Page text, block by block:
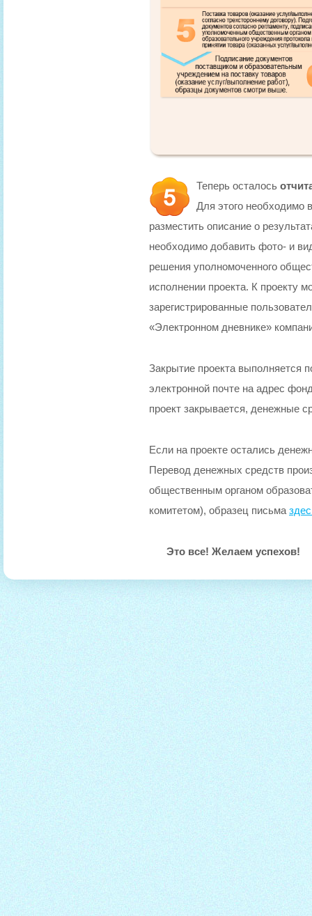
Теперь осталось
Для этого необходимо
разместить описание о
необходимо добавить фото- и
решения уполномоченного
исполнении проекта. К проекту
зарегистрированные
«Электронном дневнике»
Закрытие проекта выполняется
электронной почте на адрес
проект закрывается, денежные
Если на проекте остались
Перевод денежных средств
общественным органом
комитетом), образец письма
Это все! Желаем успехов!